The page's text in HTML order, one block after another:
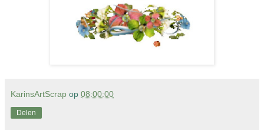
KarinsArtScrap op 08:00:00
Delen